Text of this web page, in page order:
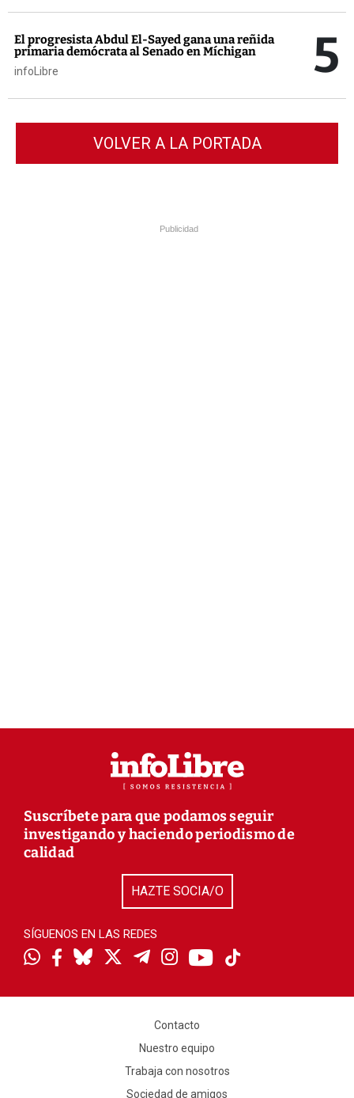
El progresista Abdul El-Sayed gana una reñida
primaria demócrata al Senado en Míchigan
infoLibre 5
VOLVER A LA PORTADA
Publicidad
Suscríbete para que podamos seguir
investigando y haciendo periodismo de
calidad
HAZTE SOCIA/O
SÍGUENOS EN LAS REDES
Contacto
Nuestro equipo
Trabaja con nosotros
Sociedad de amigos